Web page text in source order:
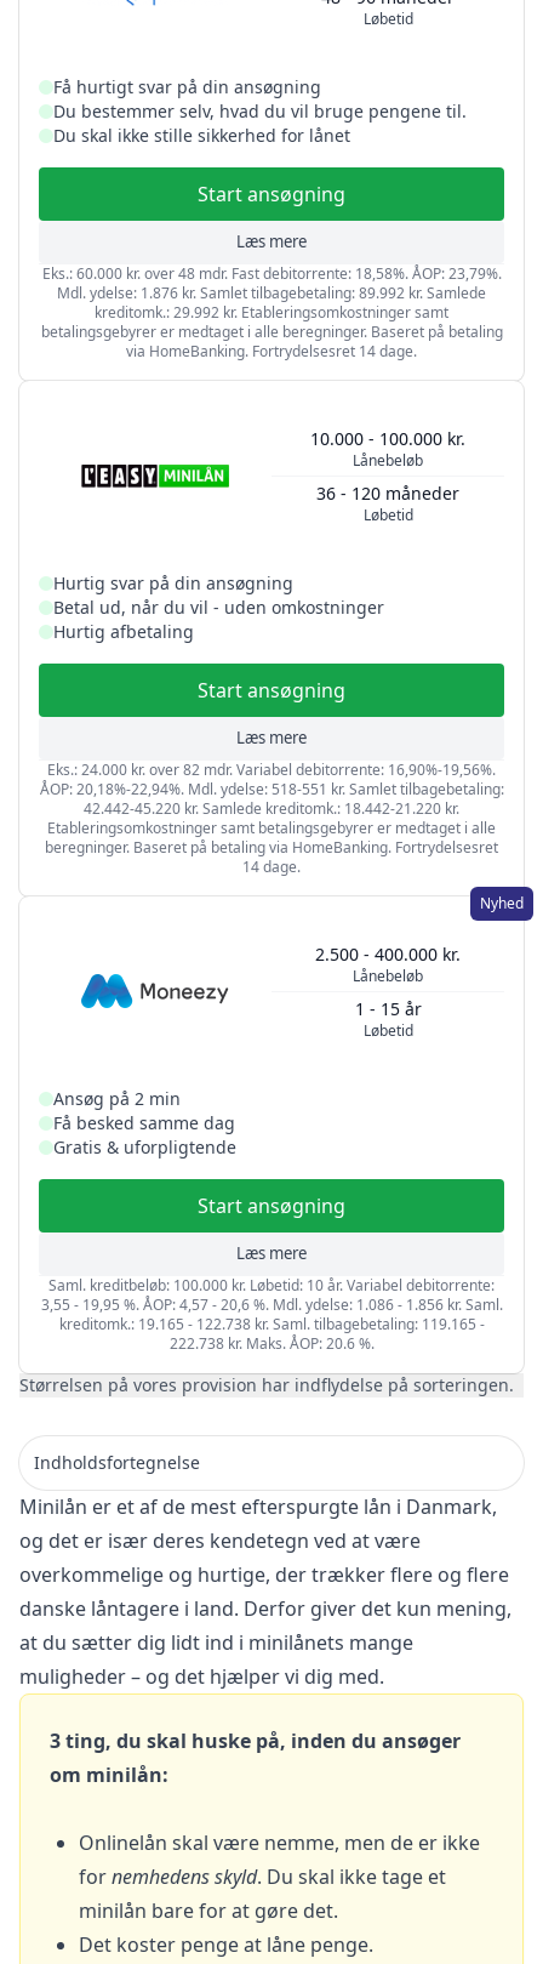
Løbetid
Få hurtigt svar på din ansøgning
Du bestemmer selv, hvad du vil bruge pengene til.
Du skal ikke stille sikkerhed for lånet
Start ansøgning
Læs mere
Eks.: 60.000 kr. over 48 mdr. Fast debitorrente: 18,58%. ÅOP: 23,79%.
Mdl. ydelse: 1.876 kr. Samlet tilbagebetaling: 89.992 kr. Samlede
kreditomk.: 29.992 kr. Etableringsomkostninger samt
betalingsgebyrer er medtaget i alle beregninger. Baseret på betaling
via HomeBanking. Fortrydelsesret 14 dage.
Lånebeløb
10.000 - 100.000 kr.
Løbetid
36 - 120 måneder
Hurtig svar på din ansøgning
Betal ud, når du vil - uden omkostninger
Hurtig afbetaling
Start ansøgning
Læs mere
Eks.: 24.000 kr. over 82 mdr. Variabel debitorrente: 16,90%-19,56%.
ÅOP: 20,18%-22,94%. Mdl. ydelse: 518-551 kr. Samlet tilbagebetaling:
42.442-45.220 kr. Samlede kreditomk.: 18.442-21.220 kr.
Etableringsomkostninger samt betalingsgebyrer er medtaget i alle
beregninger. Baseret på betaling via HomeBanking. Fortrydelsesret
14 dage.
Nyhed
Lånebeløb
2.500 - 400.000 kr.
Løbetid
1 - 15 år
Ansøg på 2 min
Få besked samme dag
Gratis & uforpligtende
Start ansøgning
Læs mere
Saml. kreditbeløb: 100.000 kr. Løbetid: 10 år. Variabel debitorrente:
3,55 - 19,95 %. ÅOP: 4,57 - 20,6 %. Mdl. ydelse: 1.086 - 1.856 kr. Saml.
kreditomk.: 19.165 - 122.738 kr. Saml. tilbagebetaling: 119.165 -
222.738 kr. Maks. ÅOP: 20.6 %.
Størrelsen på vores provision har indflydelse på sorteringen.
Minilån er et af de mest efterspurgte lån i Danmark,
og det er især deres kendetegn ved at være
overkommelige og hurtige, der trækker flere og flere
danske låntagere i land. Derfor giver det kun mening,
at du sætter dig lidt ind i minilånets mange
muligheder – og det hjælper vi dig med.
3 ting, du skal huske på, inden du ansøger
om minilån:
Onlinelån skal være nemme, men de er ikke
fornemhedens skyld. Du skal ikke tage et
minilån bare for at gøre det.
Det koster penge at låne penge.
Indholdsfortegnelse